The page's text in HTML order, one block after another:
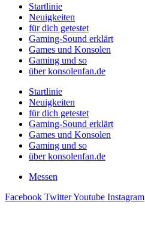
Startlinie
Neuigkeiten
für dich getestet
Gaming-Sound erklärt
Games und Konsolen
Gaming und so
über konsolenfan.de
Startlinie
Neuigkeiten
für dich getestet
Gaming-Sound erklärt
Games und Konsolen
Gaming und so
über konsolenfan.de
Messen
Facebook TwitterYoutube Instagram